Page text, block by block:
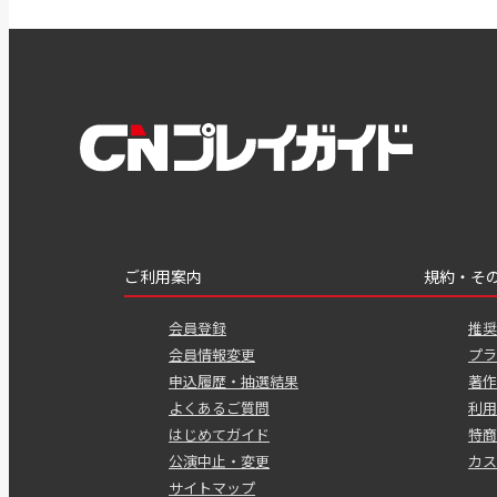
ご利用案内
会員登録
会員情報変更
申込履歴・抽選結果
よくあるご質問
はじめてガイド
公演中止・変更
サイトマップ
規約・そ
推
プ
著
利
特
カ